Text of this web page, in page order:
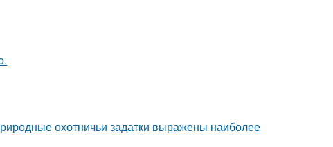
охотничьи задатки выражены наиболее